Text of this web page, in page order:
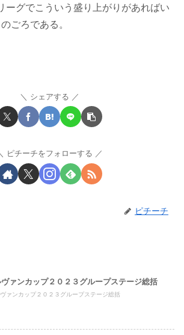
ーグでこういう盛り上がりがあればい
ごろである。
シェアする
ピチーチをフォローする
ピチーチ
ヴァンカップ２０２３グループステージ総括
ヴァンカップ２０２３グループステージ総括